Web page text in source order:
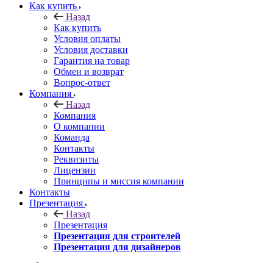
Как купить
Назад
Как купить
Условия оплаты
Условия доставки
Гарантия на товар
Обмен и возврат
Вопрос-ответ
Компания
Назад
Компания
О компании
Команда
Контакты
Реквизиты
Лицензии
Принципы и миссия компании
Контакты
Презентация
Назад
Презентация
Презентация для строителей
Презентация для дизайнеров